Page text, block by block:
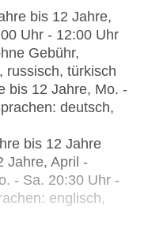
19:00
A la Carte“: Küche:
à la carte,
Barzahlung,
- September,
Uhr, angemessene
Charged“: Januar -
ohne Gebühr, bei
bis 12 Jahre,
Uhr - 12:00 Uhr
Gebühr,
russisch, türkisch
bis 12 Jahre, Mo. -
deutsch,
bis 12 Jahre
Jahre, April -
- Sa. 20:30 Uhr -
englisch,